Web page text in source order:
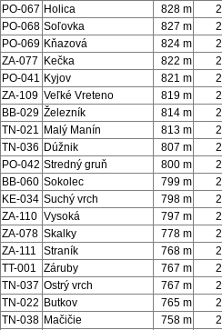
PO-067 Holica 828 m 2
PO-068 Soľovka 827 m 2
PO-069 Kňazová 824 m 2
ZA-077
Kečka 822 m 2
PO-041 Kyjov 821 m 2
ZA-109 Veľké Vreteno 819 m 2
BB-029 Železník 814 m 2
TN-021 Malý Manín 813 m 2
TN-036 Dúžnik 807 m 2
PO-042 Stredný gruň 800 m 2
BB-060 Sokolec 799 m 2
KE-034 Suchý vrch 798 m 2
ZA-110 Vysoká 797 m 2
ZA-078 Skalky 778 m 2
ZA-111
Straník 768 m 2
TT-001
Záruby 767 m 2
TN-037 Ostrý vrch 767 m 2
TN-022 Butkov 765 m 2
TN-038 Mačičie 758 m 2